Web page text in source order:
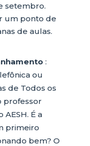
setembro.
um ponto de
de aulas.
:
ou
de Todos os
professor
É a
primeiro
bem? O